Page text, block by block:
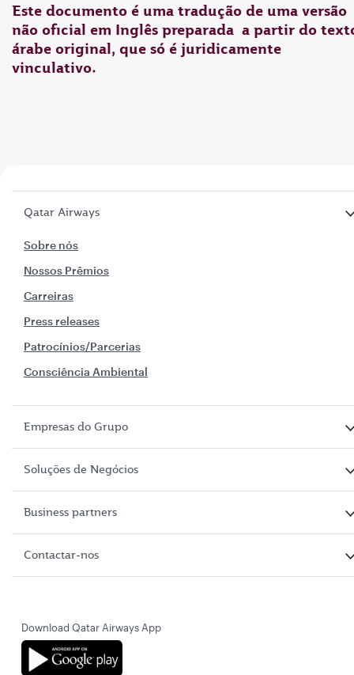
Este documento é uma tradução de uma versão
não oficial em Inglês preparada a partir do
árabe original, que só é juridicamente
vinculativo.
Qatar Airways
Sobre nós
Nossos Prêmios
Carreiras
Press releases
Patrocínios/Parcerias
Consciência Ambiental
Empresas do Grupo
Soluções de Negócios
Business partners
Contactar-nos
Download Qatar Airways App